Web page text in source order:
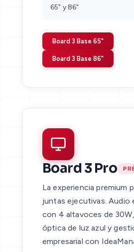
65" y 86"
Board 3 Base 65"
Board 3 Base 86"
Board 3 Pro
La experiencia premium
juntas ejecutivas. Audio
con 4 altavoces de
óptica de luz azul y
empresarial con